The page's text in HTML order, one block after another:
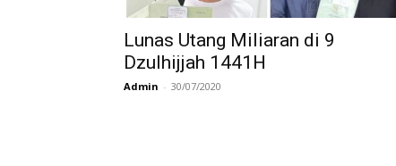
Lunas Utang Miliaran di 9
Dzulhijjah 1441H
Admin - 30/07/2020